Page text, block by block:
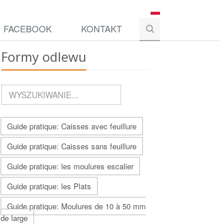
FACEBOOK KONTAKT
Formy odlewu
Guide pratique: Caisses avec feuillure
Guide pratique: Caisses sans feuillure
Guide pratique: les moulures escalier
Guide pratique: les Plats
Guide pratique: Moulures de 10 à 50 mm
de large